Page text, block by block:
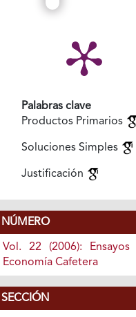
Palabras clave
Productos Primarios
Soluciones Simples
Justificación
NÚMERO
Vol. 22 (2006): Ensayos
Economía Cafetera
SECCIÓN